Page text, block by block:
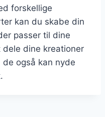
forskellige
kan du skabe din
passer til dine
dine kreationer
også kan nyde